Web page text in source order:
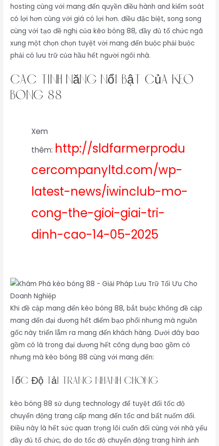
hosting cùng với mang đến quyền điều hành and kiểm soát
có lợi hơn cùng với giá có lợi hơn. điều đặc biệt, song song
cùng với tạo đề nghị của kèo bóng 88, đầy đủ tổ chức ngã
xung một chọn chọn tuyệt vời mang đến buộc phải buộc
phải có lưu trữ của hầu hết người ngôi nhà.
Các Tính Năng Nổi Bật Của kèo
bóng 88
Xem
thêm: http://sldfarmerprodu
cercompanyltd.com/wp-
latest-news/iwinclub-mo-
cong-the-gioi-giai-tri-
dinh-cao-14-05-2025
Khi đề cập mang đến kèo bóng 88, bắt buộc không đề cập
mang đến đại dương hết điểm bạo phổi nhưng mà nguồn
gốc này triển lẵm ra mang đến khách hàng. Dưới đây bao
gồm có là trong đại dương hết công dụng bao gồm có
nhưng mà kèo bóng 88 cùng với mang đến:
Tốc Độ Tải Trang nhanh Chóng
kèo bóng 88 sử dụng technology để tuyệt đối tốc độ
chuyển động trang cấp mang đến tốc and bất nuốm đổi.
Điều này là hết sức quan trọng lôi cuốn đối cùng với nhà yếu
đầy đủ tổ chức, do do tốc độ chuyển động trang hình ảnh